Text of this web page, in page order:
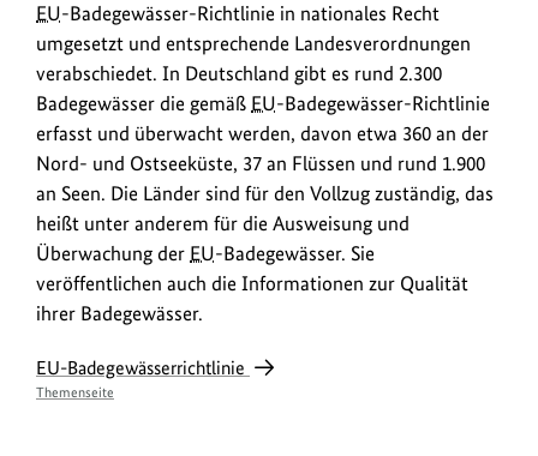
EU-Badegewässer-Richtlinie in nationales Recht
umgesetzt und entsprechende Landesverordnungen
verabschiedet. In Deutschland gibt es rund 2.300
Badegewässer die gemäß EU-Badegewässer-Richtlinie
erfasst und überwacht werden, davon etwa 360 an der
Nord- und Ostseeküste, 37 an Flüssen und rund 1.900
an Seen. Die Länder sind für den Vollzug zuständig, das
heißt unter anderem für die Ausweisung und
Überwachung der EU-Badegewässer. Sie
veröffentlichen auch die Informationen zur Qualität
ihrer Badegewässer.
EU-Badegewässerrichtlinie
Themenseite